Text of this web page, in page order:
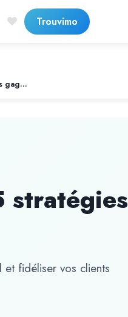
Trouvimo
Améliorer son service client : 5 stratégies gagnantes
stratégies
fidéliser vos clients